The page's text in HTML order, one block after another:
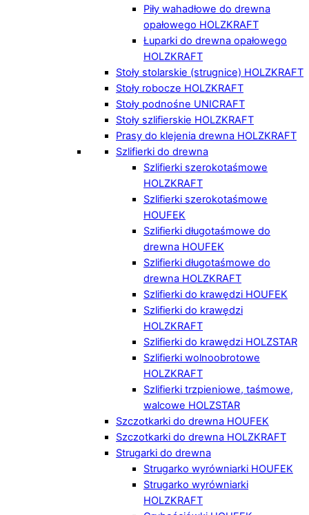
Piły wahadłowe do drewna
opałowego HOLZKRAFT
Łuparki do drewna opałowego
HOLZKRAFT
Stoły stolarskie (strugnice) HOLZKRAFT
Stoły robocze HOLZKRAFT
Stoły podnośne UNICRAFT
Stoły szlifierskie HOLZKRAFT
Prasy do klejenia drewna HOLZKRAFT
Szlifierki do drewna
Szlifierki szerokotaśmowe
HOLZKRAFT
Szlifierki szerokotaśmowe
HOUFEK
Szlifierki długotaśmowe do
drewna HOUFEK
Szlifierki długotaśmowe do
drewna HOLZKRAFT
Szlifierki do krawędzi HOUFEK
Szlifierki do krawędzi
HOLZKRAFT
Szlifierki do krawędzi HOLZSTAR
Szlifierki wolnoobrotowe
HOLZKRAFT
Szlifierki trzpieniowe, taśmowe,
walcowe HOLZSTAR
Szczotkarki do drewna HOUFEK
Szczotkarki do drewna HOLZKRAFT
Strugarki do drewna
Strugarko wyrówniarki HOUFEK
Strugarko wyrówniarki
HOLZKRAFT